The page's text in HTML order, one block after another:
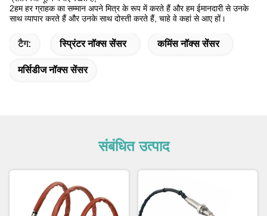
2हम हर ग्राहक का सम्मान अपने मित्र के रूप में करते हैं और हम ईमानदारी से उनके
साथ व्यापार करते हैं और उनके साथ दोस्ती करते हैं, चाहे वे कहां से आए हों।
टैग: स्प्रिंटर नॉक्स सेंसर कमिंस नॉक्स सेंसर
मर्सिडीज नॉक्स सेंसर
संबंधित उत्पाद